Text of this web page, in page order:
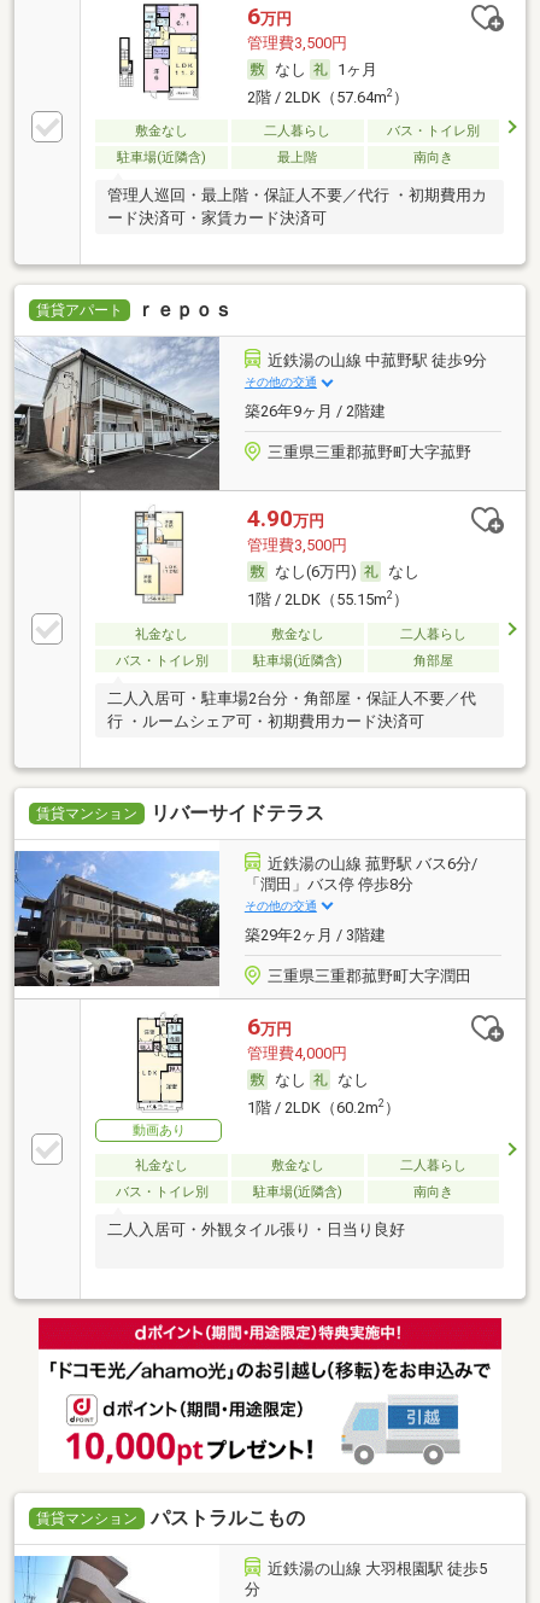
6万円
管理費3,500円
なし
1ヶ月
2階 / 2LDK（57.64m2）
敷金なし 二人暮らし
バス・トイレ別
駐車場(近隣含)
最上階 南向き
管理人巡回・最上階・保証人不要／代行 ・初期費用カ
ード決済可・家賃カード決済可
賃貸アパート ｒｅｐｏｓ
近鉄湯の山線 中菰野駅 徒歩9分
その他の交通
築26年9ヶ月 / 2階建
三重県三重郡菰野町大字菰野
4.90万円
管理費3,500円
なし(6万円)
なし
1階 / 2LDK（55.15m2）
礼金なし 敷金なし
二人暮らし
バス・トイレ別
駐車場(近隣含) 角部屋
二人入居可・駐車場2台分・角部屋・保証人不要／代
行 ・ルームシェア可・初期費用カード決済可
賃貸マンション リバーサイドテラス
近鉄湯の山線 菰野駅 バス6分/
「潤田」バス停 停歩8分
その他の交通
築29年2ヶ月 / 3階建
三重県三重郡菰野町大字潤田
動画あり
6万円
管理費4,000円
なし
なし
1階 / 2LDK（60.2m2）
礼金なし 敷金なし
二人暮らし
バス・トイレ別
駐車場(近隣含) 南向き
二人入居可・外観タイル張り・日当り良好
賃貸マンション パストラルこもの
近鉄湯の山線 大羽根園駅 徒歩5
分